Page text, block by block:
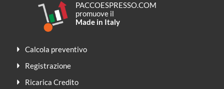
PACCOESPRESSO.COM
promuove il
Made in Italy
Calcola preventivo
Registrazione
Ricarica Credito